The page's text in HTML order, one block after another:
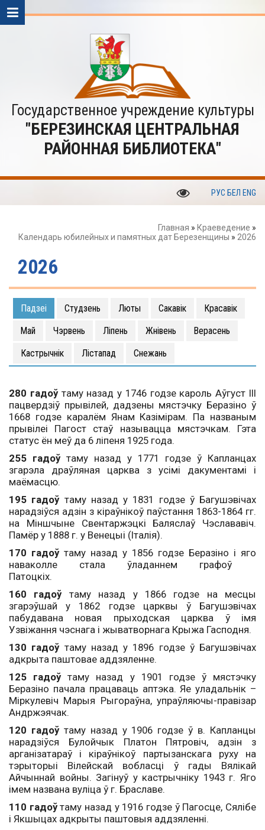
Государственное учреждение культуры
"БЕРЕЗИНСКАЯ ЦЕНТРАЛЬНАЯ
РАЙОННАЯ БИБЛИОТЕКА"
РУС БЕЛ ENG
Главная » Краеведение »
Календарь юбилейных и памятных дат Березенщины » 2026
2026
Падзеі Студзень Люты Сакавік
Красавік
Май
Чэрвень Ліпень Жнівень
Верасень
Кастрычнік
Лістапад Снежань
280 гадоўтаму назад у 1746 годзе кароль Аўгуст ІІІ
пацвердзіў прывілей, дадзены мястэчку Беразіно ў
1668 годзе каралём Янам Казімірам. Па названым
прывілеі Пагост стаў называцца мястэчкам. Гэта
статус ён меў да 6 ліпеня 1925 года.
255 гадоўтаму назад у 1771 годзе ў Капланцах
згарэла драўляная царква з усімі дакументамі і
маёмасцю.
195 гадоўтаму назад у 1831 годзе ў Багушэвічах
нарадзіўся адзін з кіраўнікоў паўстання 1863-1864 гг.
на Міншчыне Свентаржэцкі Баляслаў Чэслававіч.
Памёр у 1888 г. у Венецыі (Італія).
170 гадоўтаму назад у 1856 годзе Беразіно і яго
наваколле стала ўладаннем графоў
Патоцкіх.
160 гадоўтаму назад у 1866 годзе на месцы
згарэўшай у 1862 годзе царквы ў Багушэвічах
пабудавана новая прыходская царква ў імя
Узвіжання чэснага і жыватворнага Крыжа Гасподня.
130 гадоўтаму назад у 1896 годзе ў Багушэвічах
адкрыта паштовае аддзяленне.
125 гадоўтаму назад у 1901 годзе ў мястэчку
Беразіно пачала працаваць аптэка. Яе уладальнік –
Міркулевіч Марыя Рыгораўна, упраўляючы-правізар
Андржэячак.
120 гадоўтаму назад у 1906 годзе ў в. Капланцы
нарадзіўся Булойчык Платон Пятровіч, адзін з
арганізатараў i кіраўнікоў партызанскага руху на
тэрыторыі Вілейскай вобласці ў гады Вялікай
Айчыннай войны. Загінуў у кастрычніку 1943 г. Яго
імем названа вуліца ў г. Браславе.
110 гадоўтаму назад у 1916 годзе ў Пагосце, Сялібе
i Якшыцах адкрыты паштовыя аддзяленні.